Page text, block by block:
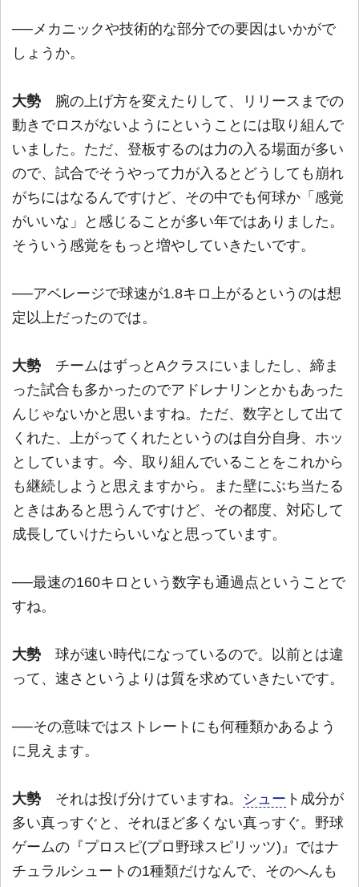
──メカニックや技術的な部分での要因はいかがで
しょうか。
大勢 腕の上げ方を変えたりして、リリースまでの
動きでロスがないようにということには取り組んで
いました。ただ、登板するのは力の入る場面が多い
ので、試合でそうやって力が入るとどうしても崩れ
がちにはなるんですけど、その中でも何球か「感覚
がいいな」と感じることが多い年ではありました。
そういう感覚をもっと増やしていきたいです。
──アベレージで球速が1.8キロ上がるというのは想
定以上だったのでは。
大勢 チームはずっとAクラスにいましたし、締ま
った試合も多かったのでアドレナリンとかもあった
んじゃないかと思いますね。ただ、数字として出て
くれた、上がってくれたというのは自分自身、ホッ
としています。今、取り組んでいることをこれから
も継続しようと思えますから。また壁にぶち当たる
ときはあると思うんですけど、その都度、対応して
成長していけたらいいなと思っています。
──最速の160キロという数字も通過点ということで
すね。
大勢 球が速い時代になっているので。以前とは違
って、速さというよりは質を求めていきたいです。
──その意味ではストレートにも何種類かあるよう
に見えます。
大勢 それは投げ分けていますね。 シュー ト成分が
多い真っすぐと、それほど多くない真っすぐ。野球
ゲームの『プロスピ(プロ野球スピリッツ)』ではナ
チュラルシュートの1種類だけなんで、そのへんも